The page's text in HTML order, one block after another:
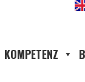
KOMPETENZ